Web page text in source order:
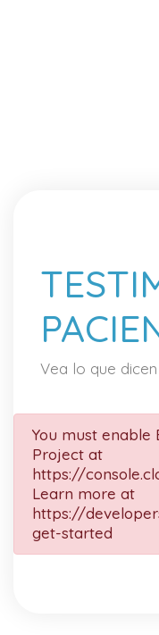
Vea lo que
You must enable
Project at
https://
Learn more at
https://
get-started